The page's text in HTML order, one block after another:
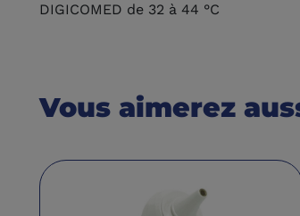
DIGICOMED de 32 à 44 °C
Vous aimerez